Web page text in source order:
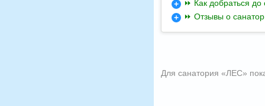
⏩ Как добраться до
⏩ Отзывы о
Для санатория «ЛЕС»